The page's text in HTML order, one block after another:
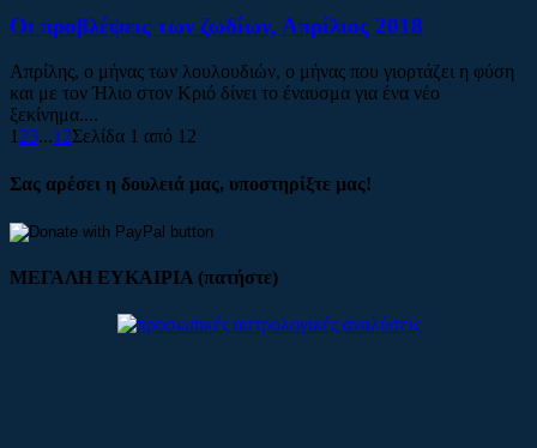
Οι προβλέψεις των ζωδίων, Απρίλιος 2018
Απρίλης, ο μήνας των λουλουδιών, ο μήνας που γιορτάζει η φύση
και με τον Ήλιο στον Κριό δίνει το έναυσμα για ένα νέο
ξεκίνημα....
1 23...12Σελίδα 1 από 12
Σας αρέσει η δουλειά μας, υποστηρίξτε μας!
ΜΕΓΑΛΗ ΕΥΚΑΙΡΙΑ (πατήστε)